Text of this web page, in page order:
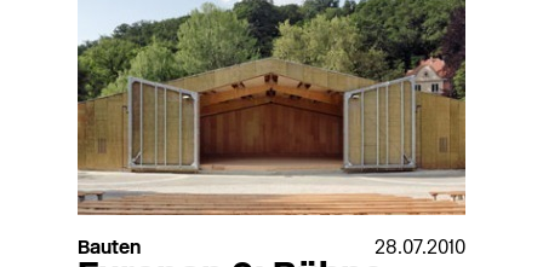
Bauten 28.07.2010